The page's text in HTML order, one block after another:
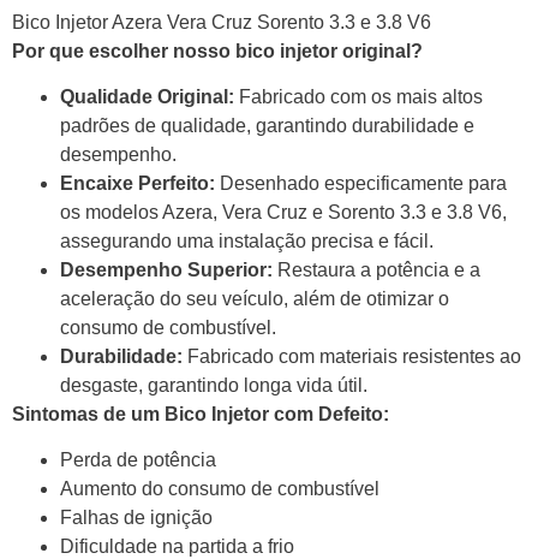
Bico Injetor Azera Vera Cruz Sorento 3.3 e 3.8 V6
Por que escolher nosso bico injetor original?
Qualidade Original: Fabricado com os mais altos
padrões de qualidade, garantindo durabilidade e
desempenho.
Encaixe Perfeito: Desenhado especificamente para
os modelos Azera, Vera Cruz e Sorento 3.3 e 3.8 V6,
assegurando uma instalação precisa e fácil.
Desempenho Superior: Restaura a potência e a
aceleração do seu veículo, além de otimizar o
consumo de combustível.
Durabilidade: Fabricado com materiais resistentes ao
desgaste, garantindo longa vida útil.
Sintomas de um Bico Injetor com Defeito:
Perda de potência
Aumento do consumo de combustível
Falhas de ignição
Dificuldade na partida a frio